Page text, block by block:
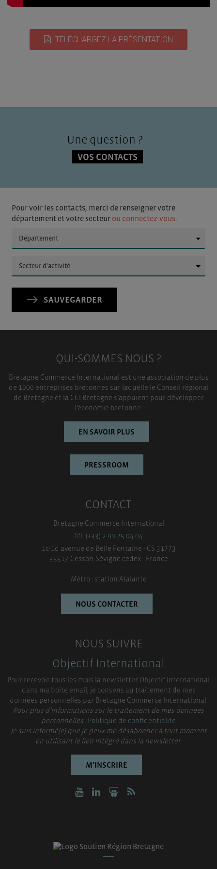
TÉLÉCHARGEZ LA PRÉSENTATION
Une question ?
VOS CONTACTS
Pour voir les contacts, merci de renseigner votre
département et votre secteur ou connectez-vous.
SAUVEGARDER
QUI-SOMMES NOUS ?
Bretagne Commerce International est une association de plus
de 1000 entreprises bretonnes sur laquelle le Conseil régional
de Bretagne et la CCI Bretagne s’appuient pour développer
l’économie bretonne.
EN SAVOIR PLUS
PRESSROOM
CONTACT
Bretagne Commerce International
Tél. (+33) 2 99 25 04 04
1c-1d avenue de Belle Fontaine - CS 31773
35517 Cesson-Sévigné cedex - France
Métro : station Atalante
NOUS CONTACTER
NOUS SUIVRE
Objectif International
Pour recevoir tous les mois la newsletter Objectif International
dans ma boite email, je consens au traitement de mes
données personnelles par Bretagne Commerce International.
Pour plus d’informations sur le traitement de mes données
personnelles :Politique de confidentialité
Je suis informé(e) que je peux me désabonner à tout moment
en utilisant le lien intégré dans la newsletter.
M’INSCRIRE